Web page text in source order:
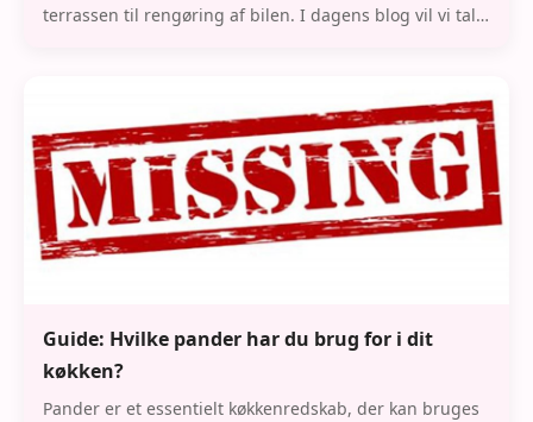
terrassen til rengøring af bilen. I dagens blog vil vi tale
Guide: Hvilke pander har du brug for i dit
køkken?
Pander er et essentielt køkkenredskab, der kan bruges